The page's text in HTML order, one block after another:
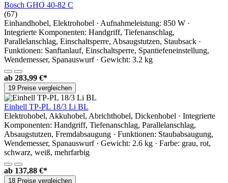
Bosch GHO 40-82 C
(67)
Einhandhobel, Elektrohobel · Aufnahmeleistung: 850 W ·
Integrierte Komponenten: Handgriff, Tiefenanschlag,
Parallelanschlag, Einschaltsperre, Absaugstutzen, Staubsack ·
Funktionen: Sanftanlauf, Einschaltsperre, Spantiefeneinstellung,
Wendemesser, Spanauswurf · Gewicht: 3.2 kg
ab 283,99 €*
19 Preise vergleichen
Einhell TP-PL 18/3 Li BL
Elektrohobel, Akkuhobel, Abrichthobel, Dickenhobel · Integrierte
Komponenten: Handgriff, Tiefenanschlag, Parallelanschlag,
Absaugstutzen, Fremdabsaugung · Funktionen: Staubabsaugung,
Wendemesser, Spanauswurf · Gewicht: 2.6 kg · Farbe: grau, rot,
schwarz, weiß, mehrfarbig
ab 137,88 €*
18 Preise vergleichen